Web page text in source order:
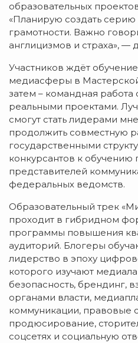
образовательных
«Планирую создать
грамотности. Важно
англицизмов и страха», —
Участников ждёт
медиасферы в
затем – командная
реальными проектами.
смогут стать лидерами
продолжить совместную
государственными
конкурсантов к обучению
представителей
федеральных ведомств.
Образовательный трек
проходит в гибридном
программы повышения
аудиторий. Блогеры
лидерство в эпоху
которого изучают
безопасность, брендинг,
органами власти,
коммуникации, правовые
продюсирование,
соцсетях и социальную